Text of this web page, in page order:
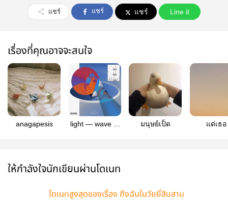
แชร์ แชร์ แชร์ Line it
เรื่องที่คุณอาจจะสนใจ
anagapesis
light — wave to
มนุษย์เป็ด แด่เธอ
ให้กำลังใจนักเขียนผ่านโดเนท
โดเนทสูงสุดของเรื่อง ถึงฉันในวัยยี่สิบสาม